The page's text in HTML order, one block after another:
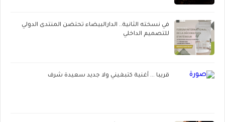
في نسخته الثانية.. الدارالبيضاء تحتضن المنتدى الدولي
للتصميم الداخلي
قريبا ... أغنية كتبغيني ولا جديد سعيدة شرف